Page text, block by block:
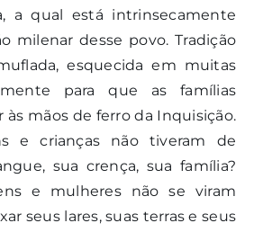
a qual está intrinsecamente
milenar desse povo. Tradição
esquecida em muitas
para que as famílias
mãos de ferro da Inquisição.
e crianças não tiveram de
sua crença, sua família?
e mulheres não se viram
seus lares, suas terras e seus